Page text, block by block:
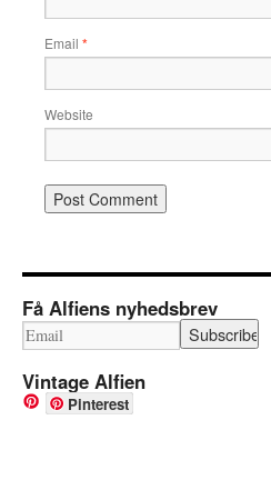
Email *
Website
Få Alfiens nyhedsbrev
Vintage Alfien
Pinterest